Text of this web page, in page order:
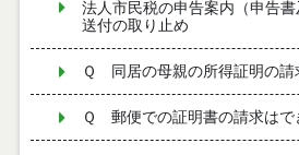
法人市民税の申告案内（申告
送付の取り止め
Ｑ 同居の母親の所得証明の請
Ｑ 郵便での証明書の請求はで